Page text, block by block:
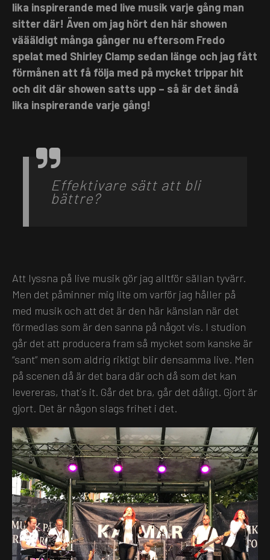
lika inspirerande med live musik varje gång man
sitter där! Även om jag hört den här showen
väääldigt många gånger nu eftersom Fredo
spelat med Shirley Clamp sedan länge och jag fått
förmånen att få följa med på mycket trippar hit
och dit där showen satts upp – så är det ändå
lika inspirerande varje gång!
Effektivare sätt att bli
bättre?
Att lyssna på live musik gör jag alltför sällan tyvärr.
Men det påminner mig lite om varför jag håller på
med musik och att det är den här känslan när det
förmedlas som är den sanna på något vis. I studion
går det att producera fram så mycket som kanske är
“sant” men som aldrig riktigt blir densamma live. Men
på scenen då är det bara där och då som det kan
levereras, that´s it. Går det bra, går det dåligt. Gjort är
gjort. Det är någon slags frihet i det.